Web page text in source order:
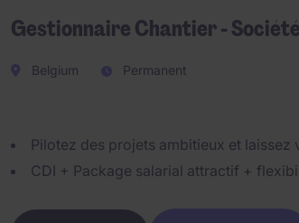
Gestionnaire Chantier -
Belgium Permanent
Pilotez des projets ambitieux et
CDI + Package salarial attractif +